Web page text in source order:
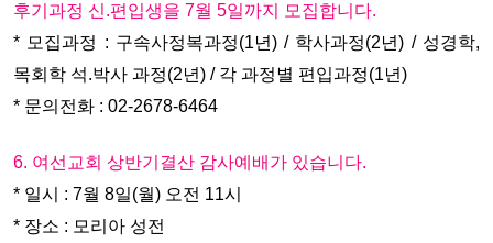
후기과정 신.편입생을 7월 5일까지 모집합니다.
* 모집과정 : 구속사정복과정(1년) / 학사과정(2년) / 성경학,
목회학 석.박사 과정(2년) / 각 과정별 편입과정(1년)
* 문의전화 : 02-2678-6464
6. 여선교회 상반기결산 감사예배가 있습니다.
* 일시 : 7월 8일(월) 오전 11시
* 장소 : 모리아 성전